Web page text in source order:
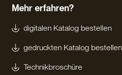
Mehr erfahren?
digitalen Katalog bestellen
gedruckten Katalog bestellen
Technikbroschüre